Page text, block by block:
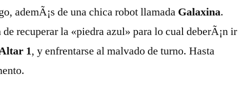
ademÃ¡s de una chica robot llamada Galaxina.
recuperar la «piedra azul» para lo cual deberÃ¡n ir
1, y enfrentarse al malvado de turno. Hasta